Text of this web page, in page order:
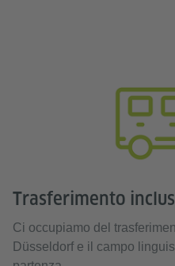
Trasferimento
Ci occupiamo del
Düsseldorf e il campo